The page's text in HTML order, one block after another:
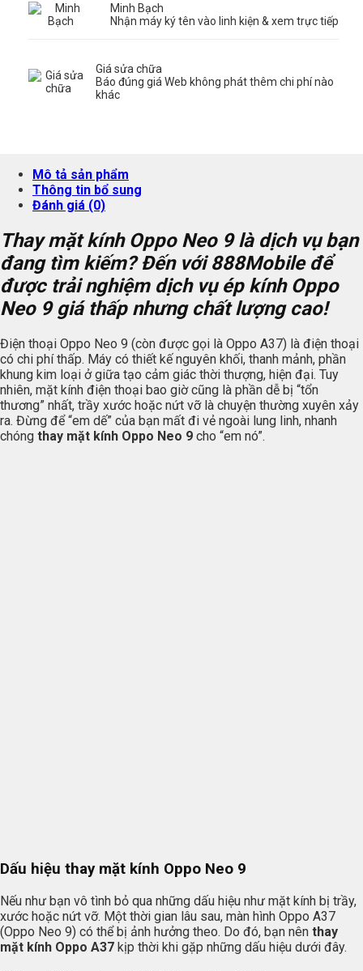
Minh Bạch
Nhận máy ký tên vào linh kiện & xem trực tiếp
Giá sửa chữa
Báo đúng giá Web không phát thêm chi phí nào
khác
Mô tả sản phẩm
Thông tin bổ sung
Đánh giá (0)
Thay mặt kính Oppo Neo 9 là dịch vụ bạn
đang tìm kiếm? Đến với 888Mobile để
được trải nghiệm dịch vụ ép kính Oppo
Neo 9 giá thấp nhưng chất lượng cao!
Điện thoại Oppo Neo 9 (còn được gọi là Oppo A37) là điện thoại
có chi phí thấp. Máy có thiết kế nguyên khối, thanh mảnh, phần
khung kim loại ở giữa tạo cảm giác thời thượng, hiện đại. Tuy
nhiên, mặt kính điện thoại bao giờ cũng là phần dễ bị “tổn
thương” nhất, trầy xước hoặc nứt vỡ là chuyện thường xuyên xảy
ra. Đừng để “em dế” của bạn mất đi vẻ ngoài lung linh, nhanh
chóng thay mặt kính Oppo Neo 9 cho “em nó”.
Dấu hiệu thay mặt kính Oppo Neo 9
Nếu như bạn vô tình bỏ qua những dấu hiệu như mặt kính bị trầy,
xước hoặc nứt vỡ. Một thời gian lâu sau, màn hình Oppo A37
(Oppo Neo 9) có thể bị ảnh hưởng theo. Do đó, bạn nên thay
mặt kính Oppo A37 kịp thời khi gặp những dấu hiệu dưới đây.